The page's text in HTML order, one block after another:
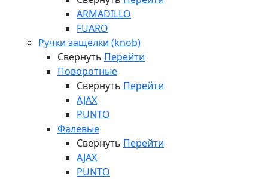
ARMADILLO
FUARO
Ручки защелки (knob)
Свернуть Перейти
Поворотные
Свернуть Перейти
AJAX
PUNTO
Фалевые
Свернуть Перейти
AJAX
PUNTO